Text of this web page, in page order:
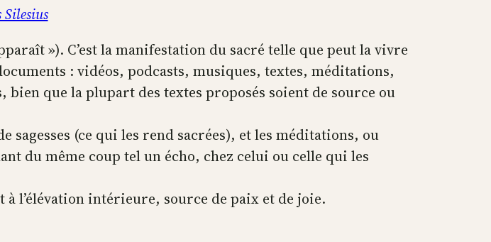
»). C’est la manifestation du sacré telle que peut la vivre
: vidéos, podcasts, musiques, textes, méditations,
que la plupart des textes proposés soient de source ou
sagesses (ce qui les rend sacrées), et les méditations, ou
du même coup tel un écho, chez celui ou celle qui les
l’élévation intérieure, source de paix et de joie.